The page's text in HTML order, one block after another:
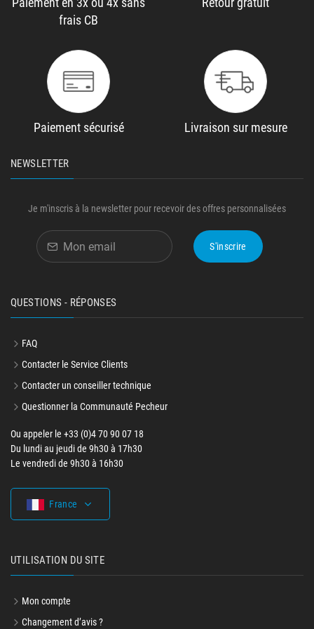
frais CB
Paiement sécurisé Livraison sur mesure
NEWSLETTER
Je m'inscris à la newsletter pour recevoir des offres personnalisées
S'inscrire
QUESTIONS - RÉPONSES
FAQ
Contacter le Service Clients
Contacter un conseiller technique
Questionner la Communauté Pecheur
Ou appeler le +33 (0)4 70 90 07 18
Du lundi au jeudi de 9h30 à 17h30
Le vendredi de 9h30 à 16h30
France
UTILISATION DU SITE
Mon compte
Changement d’avis ?